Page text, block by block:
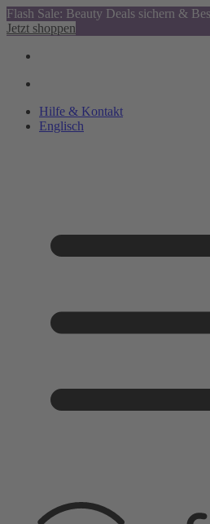
Flash Sale: Beauty Deals sichern &
Jetzt shoppen
Hilfe & Kontakt
Englisch